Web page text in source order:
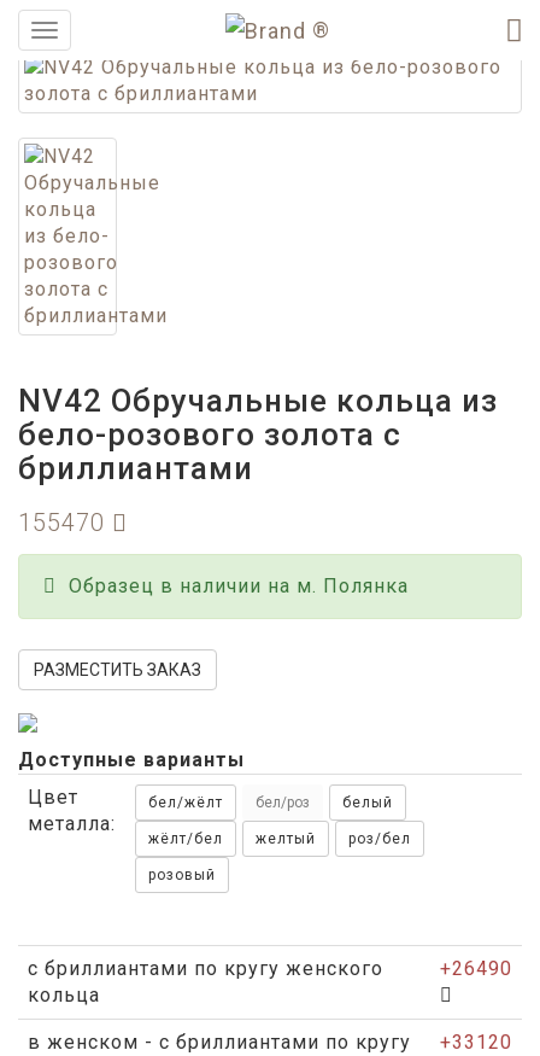
Меню ®
NV42 Обручальные кольца из
бело-розового золота с
бриллиантами
155470
Образец в наличии на м. Полянка
РАЗМЕСТИТЬ ЗАКАЗ
Доступные варианты
Цвет
металла:
бел/жёлт бел/роз белый
жёлт/бел желтый роз/бел
розовый
с бриллиантами по кругу женского
кольца
+26490
в женском - с бриллиантами по кругу
+33120